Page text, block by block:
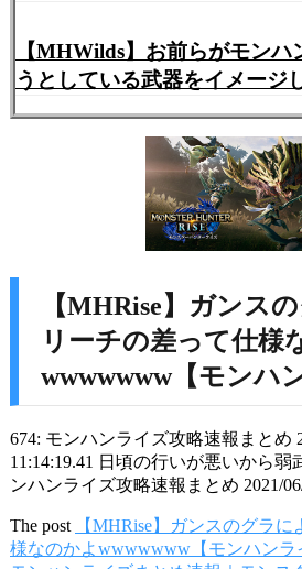
【MHWilds】お前らがモン
うとしている武器をイメージ
【MHRise】ガンス
リーチの差って仕様
wwwwwww【モンハ
674: モンハンライズ攻略速報まとめ
11:14:19.41 日頃の行いが悪いから弱
ンハンライズ攻略速報まとめ 2021/
The post
【MHRise】ガンスのグラ
様なのかよwwwwwww【モンハンラ